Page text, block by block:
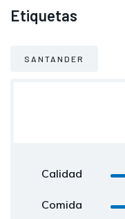
Etiquetas
SANTANDER
Calidad
Comida